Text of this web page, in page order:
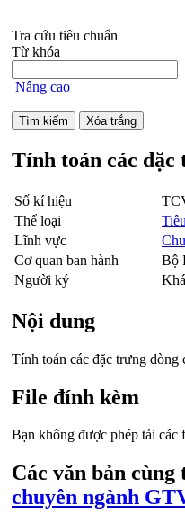
Tra cứu tiêu chuẩn
Từ khóa
Nâng cao
Tính toán các đặc
Số kí hiệu
Thể loại
Lĩnh vực
Cơ quan ban hành
Bộ
Người ký
Nội dung
Tính toán các đặc trưng dòng
File đính kèm
Bạn không được phép tải các
Các văn bản cùng
chuyên ngành